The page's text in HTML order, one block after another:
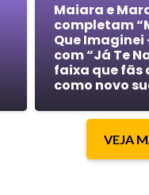
Maiara e
completam
Que Imaginei
com “Já Te
faixa que fãs
como novo
VEJA